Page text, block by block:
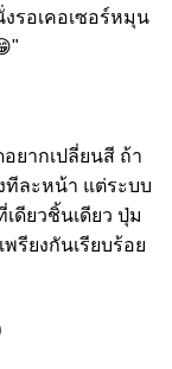
รอเคอเซอร์หมุน
ยากเปลี่ยนสี ถ้า
ทีละหน้า แต่ระบบ
ดียวชิ้นเดียว ปุ่ม
รียงกันเรียบร้อย